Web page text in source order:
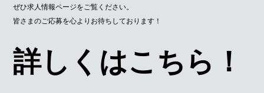
ぜひ求人情報ページをご覧ください。
皆さまのご応募を心よりお待ちしております！
詳しくはこちら！